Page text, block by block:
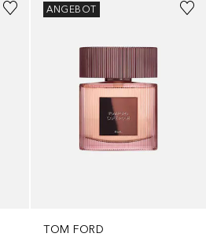
TOM FORD
ANGEBOT